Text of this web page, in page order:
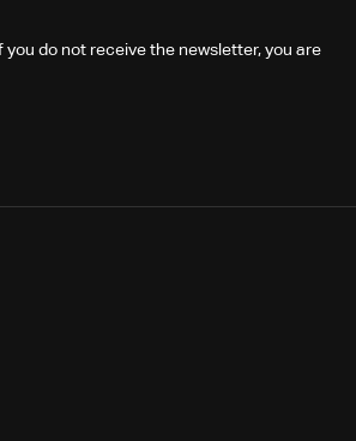
do not receive the newsletter, you are